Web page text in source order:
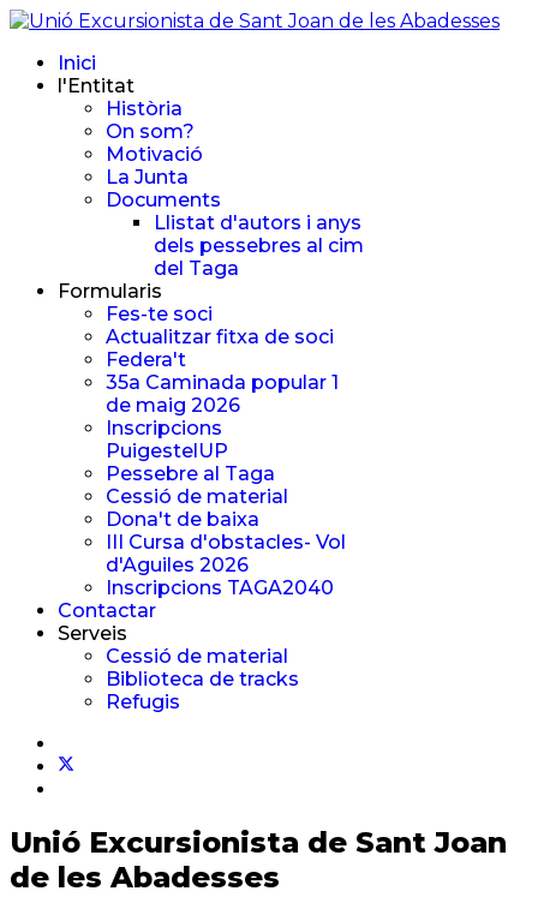
Inici
l'Entitat
Història
On som?
Motivació
La Junta
Documents
Llistat d'autors i anys
dels pessebres al cim
del Taga
Formularis
Fes-te soci
Actualitzar fitxa de soci
Federa't
35a Caminada popular 1
de maig 2026
Inscripcions
PuigestelUP
Pessebre al Taga
Cessió de material
Dona't de baixa
III Cursa d'obstacles- Vol
d'Aguiles 2026
Inscripcions TAGA2040
Contactar
Serveis
Cessió de material
Biblioteca de tracks
Refugis
Unió Excursionista de Sant Joan
de les Abadesses